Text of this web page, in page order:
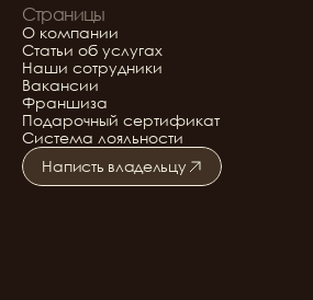
Страницы
О компании
Статьи об услугах
Наши сотрудники
Вакансии
Франшиза
Подарочный сертификат
Система лояльности
Написть владельцу